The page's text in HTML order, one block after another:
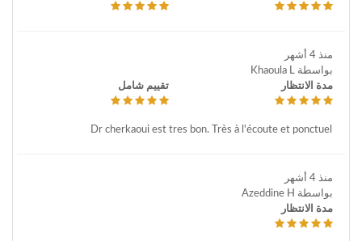
منذ 4 أشهر
بواسطة Khaoula L
مدة الانتظار
تقييم شامل
Dr cherkaoui est tres bon. Très à l'écoute et ponctuel
منذ 4 أشهر
بواسطة Azeddine H
مدة الانتظار